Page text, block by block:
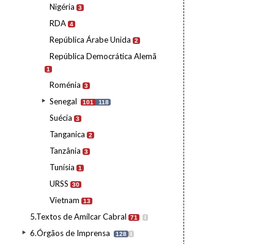
Nigéria 3
RDA 4
República Árabe Unida 2
República Democrática Alemã
1
Roménia 3
Senegal 101 118
Suécia 3
Tanganica 2
Tanzânia 3
Tunísia 1
URSS 30
Vietnam 13
5.Textos de Amílcar Cabral 71 I
6.Órgãos de Imprensa 128 I